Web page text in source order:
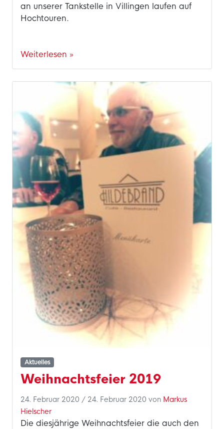
an unserer Tankstelle in Villingen laufen auf
Hochtouren.
Weiterlesen »
Aktuelles
Weihnachtsfeier 2019
24. Februar 2020 / 24. Februar 2020 von Markus
Hielscher
Die diesjährige Weihnachtsfeier die auch den